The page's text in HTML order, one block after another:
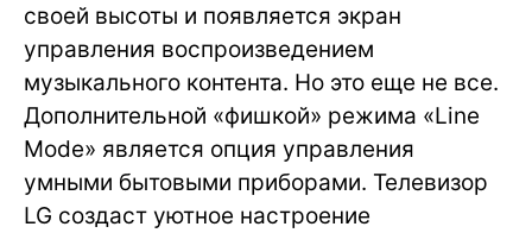
своей высоты и появляется экран
управления воспроизведением
музыкального контента. Но это еще не все.
Дополнительной «фишкой» режима «Line
Mode» является опция управления
умными бытовыми приборами. Телевизор
LG создаст уютное настроение